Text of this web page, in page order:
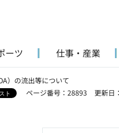
ーツ 仕事・産業
）の流出等について
ページ番号：28893
更新日